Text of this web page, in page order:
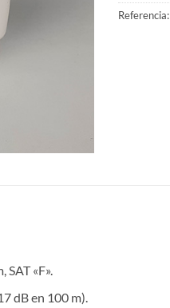
Referencia:
«F».
dB en 100 m).